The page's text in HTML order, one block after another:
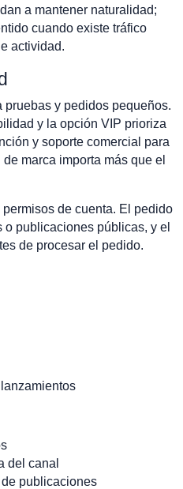
a mantener naturalidad;
cuando existe tráfico
actividad.
pruebas y pedidos pequeños.
y la opción VIP prioriza
y soporte comercial para
marca importa más que el
de cuenta. El pedido
publicaciones públicas, y el
de procesar el pedido.
del canal
publicaciones